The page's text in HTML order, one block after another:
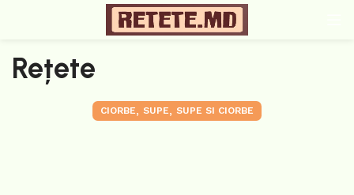
Rețete
CIORBE, SUPE, SUPE SI CIORBE